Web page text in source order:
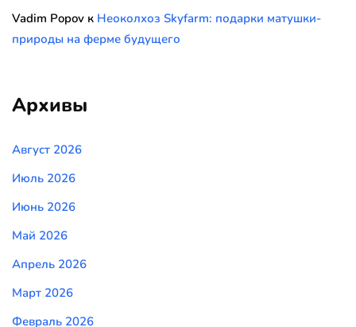
Vadim Popov к Неоколхоз Skyfarm: подарки матушки-
природы на ферме будущего
Архивы
Август 2026
Июль 2026
Июнь 2026
Май 2026
Апрель 2026
Март 2026
Февраль 2026